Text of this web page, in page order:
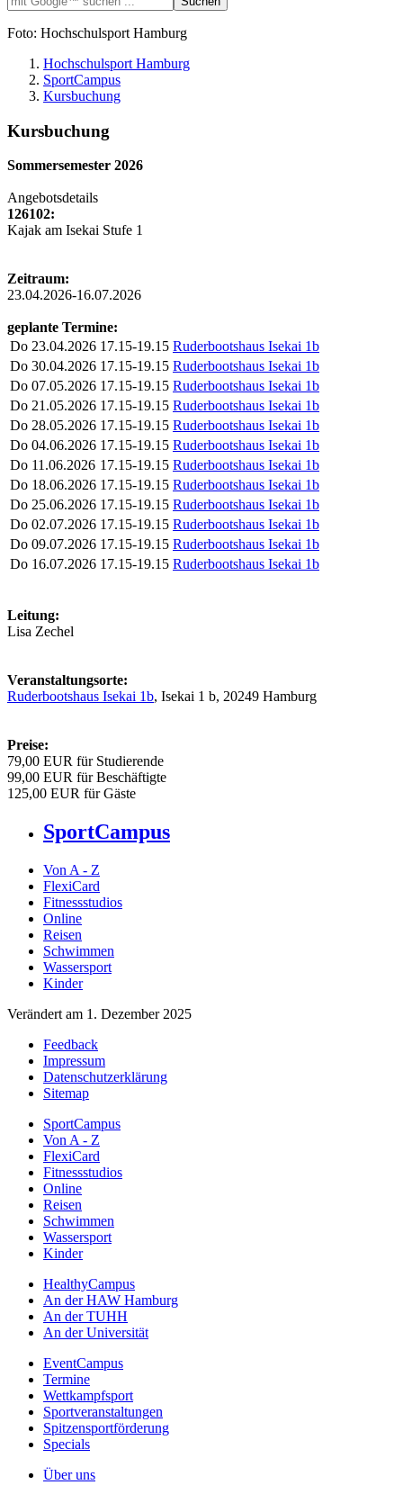
Foto: Hochschulsport Hamburg
Hochschulsport Hamburg
SportCampus
Kursbuchung
Kursbuchung
Sommersemester 2026
Angebotsdetails
126102:
Kajak am Isekai Stufe 1
Zeitraum:
23.04.2026-16.07.2026
geplante Termine:
Do 23.04.2026 17.15-19.15 Ruderbootshaus Isekai 1b
Do 30.04.2026 17.15-19.15 Ruderbootshaus Isekai 1b
Do 07.05.2026 17.15-19.15 Ruderbootshaus Isekai 1b
Do 21.05.2026 17.15-19.15 Ruderbootshaus Isekai 1b
Do 28.05.2026 17.15-19.15 Ruderbootshaus Isekai 1b
Do 04.06.2026 17.15-19.15 Ruderbootshaus Isekai 1b
Do 11.06.2026 17.15-19.15 Ruderbootshaus Isekai 1b
Do 18.06.2026 17.15-19.15 Ruderbootshaus Isekai 1b
Do 25.06.2026 17.15-19.15 Ruderbootshaus Isekai 1b
Do 02.07.2026 17.15-19.15 Ruderbootshaus Isekai 1b
Do 09.07.2026 17.15-19.15 Ruderbootshaus Isekai 1b
Do 16.07.2026 17.15-19.15 Ruderbootshaus Isekai 1b
Leitung:
Lisa Zechel
Veranstaltungsorte:
Ruderbootshaus Isekai 1b, Isekai 1 b, 20249 Hamburg
Preise:
79,00 EUR für Studierende
99,00 EUR für Beschäftigte
125,00 EUR für Gäste
SportCampus
Von A - Z
FlexiCard
Fitnessstudios
Online
Reisen
Schwimmen
Wassersport
Kinder
Verändert am 1. Dezember 2025
Feedback
Impressum
Datenschutzerklärung
Sitemap
SportCampus
Von A - Z
FlexiCard
Fitnessstudios
Online
Reisen
Schwimmen
Wassersport
Kinder
HealthyCampus
An der HAW Hamburg
An der TUHH
An der Universität
EventCampus
Termine
Wettkampfsport
Sportveranstaltungen
Spitzensportförderung
Specials
Über uns